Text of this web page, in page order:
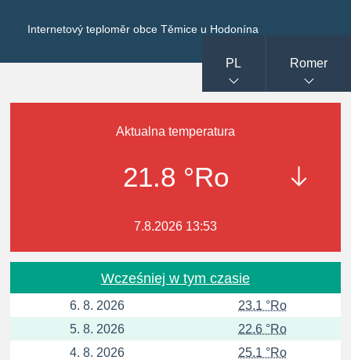
Internetový teploměr obce Těmice u Hodonína
PL Romer
Aktualna temperatura
21.8 °Ro
7.8.2026 13:53
Wcześniej w tym czasie
6. 8. 2026
23.1 °Ro
5. 8. 2026
22.6 °Ro
4. 8. 2026
25.1 °Ro